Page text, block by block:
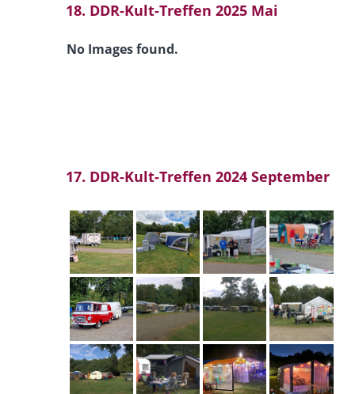
18. DDR-Kult-Treffen 2025 Mai
No Images found.
17. DDR-Kult-Treffen 2024 September